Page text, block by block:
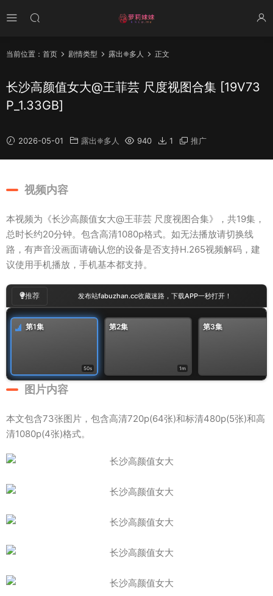
当前位置： 首页 剧情类型 露出❈多人 正文
长沙高颜值女大@王菲芸 尺度视图合集 [19V73
P_1.33GB]
2026-05-01 露出❈多人 940 1 推广
视频内容
本视频为《长沙高颜值女大@王菲芸 尺度视图合集》，共19集，
总时长约20分钟。包含高清1080p格式。如无法播放请切换线
路，有声音没画面请确认您的设备是否支持H.265视频解码，建
议使用手机播放，手机基本都支持。
推荐 发布站fabuzhan.cc收藏迷路，下载APP一秒打开！
50s
第1集
1m
第2集 第3集
图片内容
本文包含73张图片，包含高清720p(64张)和标清480p(5张)和高
清1080p(4张)格式。